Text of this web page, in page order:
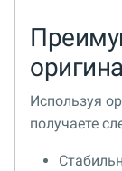
Используя
получаете